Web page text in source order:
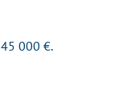
000 €.